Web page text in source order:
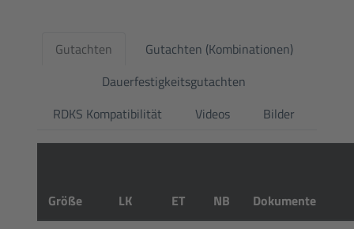
Gutachten
Gutachten (Kombinationen)
Dauerfestigkeitsgutachten
RDKS Kompatibilität
Videos Bilder
Größe LK ET NB Dokumente